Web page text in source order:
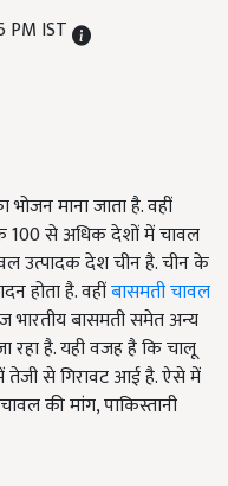
PM IST
माना जाता है. वहीं
से अधिक देशों में चावल
उत्पादक देश चीन है. चीन के
होता है. वहींबासमती चावल
भारतीय बासमती समेत अन्य
रहा है. यही वजह है कि चालू
तेजी से गिरावट आई है. ऐसे में
की मांग, पाकिस्तानी